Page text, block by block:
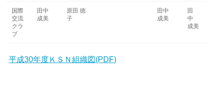
国際
交流
クラ
ブ
田中
成美
原田 徳
子
田中
成美
田
中
成美
平成30年度ＫＳＮ組織図(PDF)